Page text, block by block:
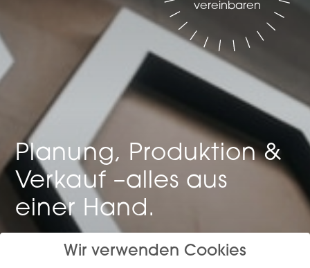
Planung, Produktion &
Verkauf –alles aus
einer Hand.
vereinbaren
Wir verwenden Cookies